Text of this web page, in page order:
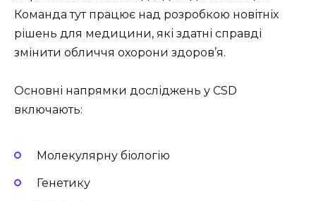
Команда тут працює над розробкою новітніх
рішень для медицини, які здатні справді
змінити обличчя охорони здоров’я.
Основні напрямки досліджень у CSD
включають:
Молекулярну біологію
Генетику